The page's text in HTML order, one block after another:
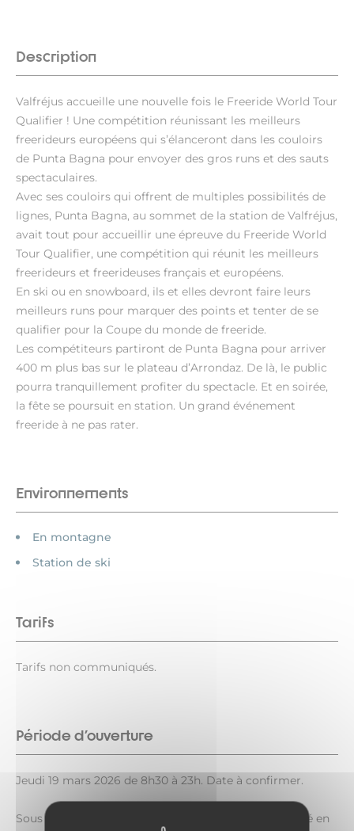
Description
Valfréjus accueille une nouvelle fois le Freeride World Tour
Qualifier ! Une compétition réunissant les meilleurs
freerideurs européens qui s’élanceront dans les couloirs
de Punta Bagna pour envoyer des gros runs et des sauts
spectaculaires.
Avec ses couloirs qui offrent de multiples possibilités de
lignes, Punta Bagna, au sommet de la station de Valfréjus,
avait tout pour accueillir une épreuve du Freeride World
Tour Qualifier, une compétition qui réunit les meilleurs
freerideurs et freerideuses français et européens.
En ski ou en snowboard, ils et elles devront faire leurs
meilleurs runs pour marquer des points et tenter de se
qualifier pour la Coupe du monde de freeride.
Les compétiteurs partiront de Punta Bagna pour arriver
400 m plus bas sur le plateau d’Arrondaz. De là, le public
pourra tranquillement profiter du spectacle. Et en soirée,
la fête se poursuit en station. Un grand événement
freeride à ne pas rater.
Environnements
En montagne
Station de ski
Tarifs
Tarifs non communiqués.
Période d'ouverture
Jeudi 19 mars 2026 de 8h30 à 23h. Date à confirmer.
Sous réserve de conditions météo favorables. Reporté en